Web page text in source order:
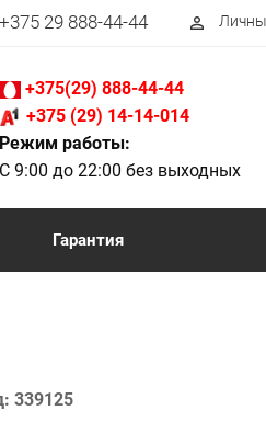
29 888-44-44 perm_identity
+375(29) 888-44-44
+375 (29) 14-14-014
Режим работы:
С 9:00 до 22:00 без выходных
Гарантия
339125